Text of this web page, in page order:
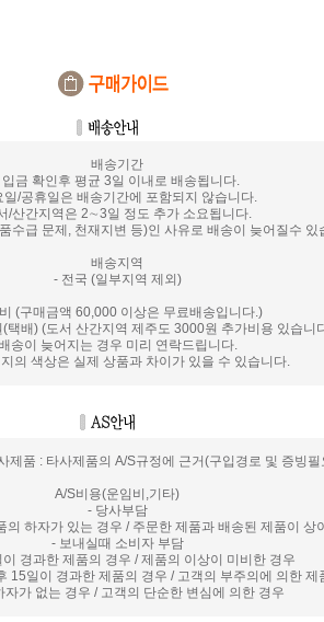
배송기간
입금 확인후 평균 3일 이내로 배송됩니다.
일/공휴일은 배송기간에 포함되지 않습니다.
/산간지역은 2∼3일 정도 추가 소요됩니다.
수급 문제, 천재지변 등)인 사유로 배송이 늦어질수 있
배송지역
- 전국 (일부지역 제외)
(구매금액 60,000 이상은 무료배송입니다.)
택배) (도서 산간지역 제주도 3000원 추가비용 있습니
송이 늦어지는 경우 미리 연락드립니다.
의 색상은 실제 상품과 차이가 있을 수 있습니다.
제품 : 타사제품의 A/S규정에 근거(구입경로 및 증빙필
A/S비용(운임비,기타)
- 당사부담
의 하자가 있는 경우 / 주문한 제품과 배송된 제품이 상
- 보내실때 소비자 부담
경과한 제품의 경우 / 제품의 이상이 미비한 경우
15일이 경과한 제품의 경우 / 고객의 부주의에 의한 제
자가 없는 경우 / 고객의 단순한 변심에 의한 경우